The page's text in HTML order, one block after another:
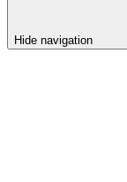
Hide navigation